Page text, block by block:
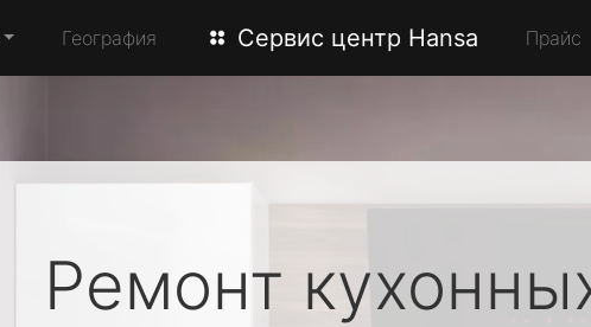
География Сервис центр Hansa Прайс
Ремонт